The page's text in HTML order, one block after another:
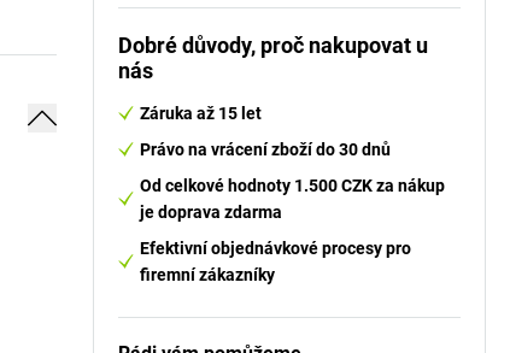
Dobré důvody, proč nakupovat u
nás
Záruka až 15 let
Právo na vrácení zboží do 30 dnů
Od celkové hodnoty 1.500 CZK za nákup
je doprava zdarma
Efektivní objednávkové procesy pro
firemní zákazníky